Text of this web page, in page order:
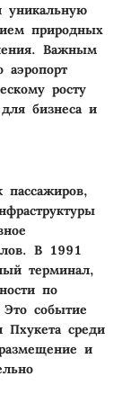
уникальную
природных
Важным
аэропорт
росту
бизнеса и
В 1991
терминал,
по
событие
Пхукета среди
и